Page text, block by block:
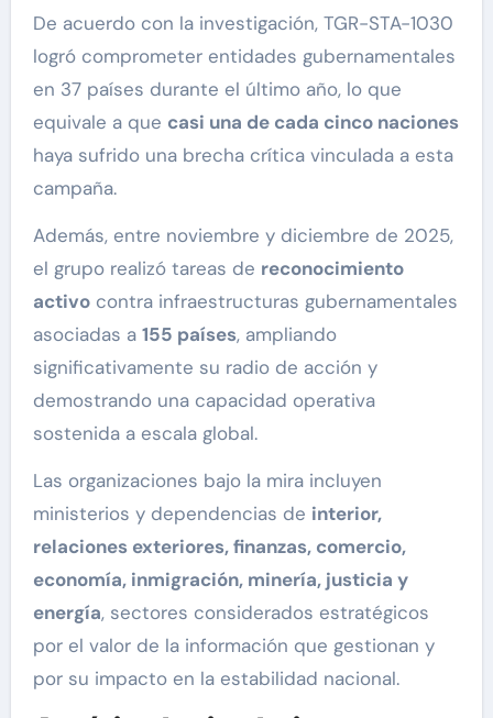
De acuerdo con la investigación, TGR-STA-1030
logró comprometer entidades gubernamentales
en 37 países durante el último año, lo que
equivale a que casi una de cada cinco naciones
haya sufrido una brecha crítica vinculada a esta
campaña.
Además, entre noviembre y diciembre de 2025,
el grupo realizó tareas de reconocimiento
activocontra infraestructuras gubernamentales
asociadas a 155 países, ampliando
significativamente su radio de acción y
demostrando una capacidad operativa
sostenida a escala global.
Las organizaciones bajo la mira incluyen
ministerios y dependencias de interior,
relaciones exteriores, finanzas, comercio,
economía, inmigración, minería, justicia y
energía, sectores considerados estratégicos
por el valor de la información que gestionan y
por su impacto en la estabilidad nacional.